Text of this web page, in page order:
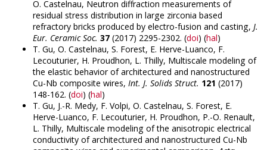
O. Castelnau, Neutron diffraction measurements of
residual stress distribution in large zirconia based
refractory bricks produced by electro-fusion and casting, J.
Eur. Ceramic Soc. 37 (2017) 2295-2302. (doi) (hal)
T. Gu, O. Castelnau, S. Forest, E. Herve-Luanco, F.
Lecouturier, H. Proudhon, L. Thilly, Multiscale modeling of
the elastic behavior of architectured and nanostructured
Cu-Nb composite wires, Int. J. Solids Struct. 121 (2017)
148-162. (doi) (hal)
T. Gu, J.-R. Medy, F. Volpi, O. Castelnau, S. Forest, E.
Herve-Luanco, F. Lecouturier, H. Proudhon, P.-O. Renault,
L. Thilly, Multiscale modeling of the anisotropic electrical
conductivity of architectured and nanostructured Cu-Nb